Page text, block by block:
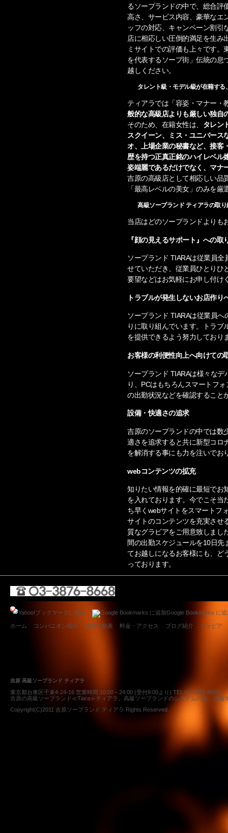
るソープランドの中で、総合評
高さ、サービス内容、豪華なエ
ッフの対応、キャンペーン割引
店に相応しい圧倒的満足を生み
ミサイトでの評価も上々です。
を代表するソープ街」伝統の息
越しください。
タレント級・モデル級が在籍す
ティアラでは「容姿・マナー・
般的な高級店よりも厳しい独自
そのため、在籍女性は、 タレン
スクイーン、ミス・ユニバース
オ、上場企業の秘書など、接客
歴を持つ正真正銘のハイレベル
姿端麗であるだけでなく、マナ
吉原の高級店として相応しい品
「最高レベルの美女」のみを
高級ソープランド ティアラの取り
当店はどのソープランドよりも
『顔の見えるサポート』への取
ソープランド TIARAは従業員全
せていただき、従業員ひとりひ
要望などはお気軽にお申し付け
トラブルが発生しないお店作り
ソープランド TIARAは従業員
りに取り組んでいます。トラブ
を提供できるよう努力しており
お客様の利便性向上へ向けての
ソープランド TIARAは様々な
り、PCはもちろんスマートフ
の出勤状況などを確認すること
設備・快適さの追求
吉原のソープランドの中では数
適さを追求すると共に新型コロ
を解消する事にも力を注いでお
webコンテンツの拡充
知りたい情報を的確に最短でお
を入れております。今でこそ当
ち早くwebサイトをスマートフ
サイトのコンテンツを充実させ
質なグラビアをご用意致しまし
間の出勤スケジュールを10日先
てお越しになるお客様にも、ど
っております。
Yahoo!ブックマークに登録 Google Bookmarks に追
ホーム コンパニオン紹介 週間出勤表 料金・アクセス ブログ紹介 グラビア
吉原 高級ソープランド ティアラ
東京都台東区千束4-24-16 営業時間:10:00～24:00 (受付9:00より) TEL:03-3876-8668
吉原の高級ソープランド≪Tiara≫ティアラ。高級ソープランドのシステムの他、在籍
Copyright(C)2011 吉原ソープランド ティアラ Rights Reserved.